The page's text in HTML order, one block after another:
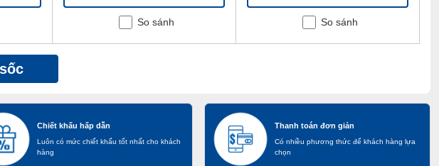
So sánh So sánh
Chiết khấu hấp dẫn
Luôn có mức chiết khấu tốt nhất cho khách
hàng
Thanh toán đơn giản
Có nhiều phương thức để khách hàng lựa
chọn